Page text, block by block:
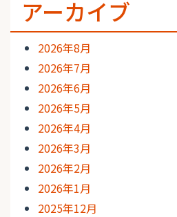
アーカイブ
2026年8月
2026年7月
2026年6月
2026年5月
2026年4月
2026年3月
2026年2月
2026年1月
2025年12月